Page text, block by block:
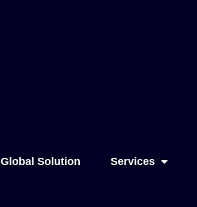
Global Solution Services